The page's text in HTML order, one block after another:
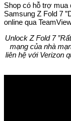
Shop có hỗ trợ
Samsung Z Fold 7
online qua
Unlock Z Fold 7
mạng của nhà
liên hệ với Verizon